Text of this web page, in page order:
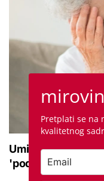
Umirovljenica
'podijelili' lažni
Pretplati se na
kvalitetnog